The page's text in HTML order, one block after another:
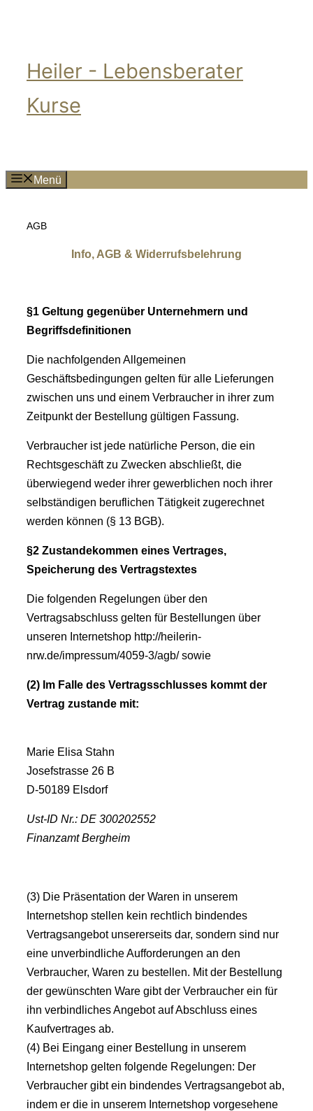
Heiler - Lebensberater
Kurse
Menü
AGB
Info, AGB & Widerrufsbelehrung
§1 Geltung gegenüber Unternehmern und
Begriffsdefinitionen
Die nachfolgenden Allgemeinen
Geschäftsbedingungen gelten für alle Lieferungen
zwischen uns und einem Verbraucher in ihrer zum
Zeitpunkt der Bestellung gültigen Fassung.
Verbraucher ist jede natürliche Person, die ein
Rechtsgeschäft zu Zwecken abschließt, die
überwiegend weder ihrer gewerblichen noch ihrer
selbständigen beruflichen Tätigkeit zugerechnet
werden können (§ 13 BGB).
§2 Zustandekommen eines Vertrages,
Speicherung des Vertragstextes
Die folgenden Regelungen über den
Vertragsabschluss gelten für Bestellungen über
unseren Internetshop http://heilerin-
nrw.de/impressum/4059-3/agb/ sowie
(2) Im Falle des Vertragsschlusses kommt der
Vertrag zustande mit:
Marie Elisa Stahn
Josefstrasse 26 B
D-50189 Elsdorf
Ust-ID Nr.: DE 300202552
Finanzamt Bergheim
(3) Die Präsentation der Waren in unserem
Internetshop stellen kein rechtlich bindendes
Vertragsangebot unsererseits dar, sondern sind nur
eine unverbindliche Aufforderungen an den
Verbraucher, Waren zu bestellen. Mit der Bestellung
der gewünschten Ware gibt der Verbraucher ein für
ihn verbindliches Angebot auf Abschluss eines
Kaufvertrages ab.
(4) Bei Eingang einer Bestellung in unserem
Internetshop gelten folgende Regelungen: Der
Verbraucher gibt ein bindendes Vertragsangebot ab,
indem er die in unserem Internetshop vorgesehene